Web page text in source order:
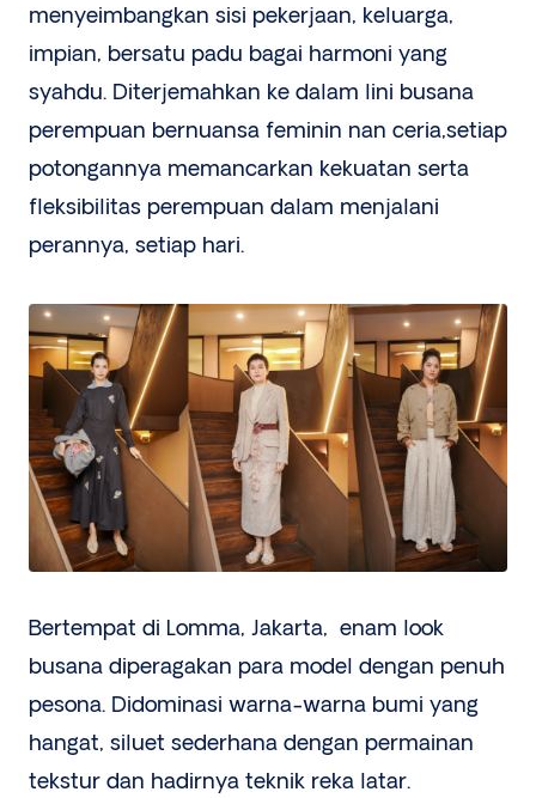
menyeimbangkan sisi pekerjaan, keluarga,
impian, bersatu padu bagai harmoni yang
syahdu. Diterjemahkan ke dalam lini busana
perempuan bernuansa feminin nan ceria,setiap
potongannya memancarkan kekuatan serta
fleksibilitas perempuan dalam menjalani
perannya, setiap hari.
Bertempat di Lomma, Jakarta, enam look
busana diperagakan para model dengan penuh
pesona. Didominasi warna-warna bumi yang
hangat, siluet sederhana dengan permainan
tekstur dan hadirnya teknik reka latar.